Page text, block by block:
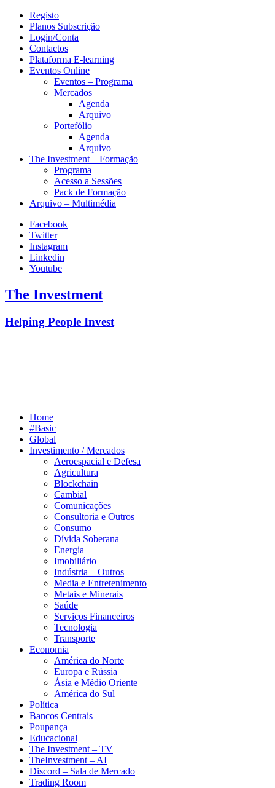
Registo
Planos Subscrição
Login/Conta
Contactos
Plataforma E-learning
Eventos Online
Eventos – Programa
Mercados
Agenda
Arquivo
Portefólio
Agenda
Arquivo
The Investment – Formação
Programa
Acesso a Sessões
Pack de Formação
Arquivo – Multimédia
Facebook
Twitter
Instagram
Linkedin
Youtube
The Investment
Helping People Invest
Home
#Basic
Global
Investimento / Mercados
Aeroespacial e Defesa
Agricultura
Blockchain
Cambial
Comunicações
Consultoria e Outros
Consumo
Dívida Soberana
Energia
Imobiliário
Indústria – Outros
Media e Entretenimento
Metais e Minerais
Saúde
Serviços Financeiros
Tecnologia
Transporte
Economia
América do Norte
Europa e Rússia
Ásia e Médio Oriente
América do Sul
Política
Bancos Centrais
Poupança
Educacional
The Investment – TV
TheInvestment – AI
Discord – Sala de Mercado
Trading Room